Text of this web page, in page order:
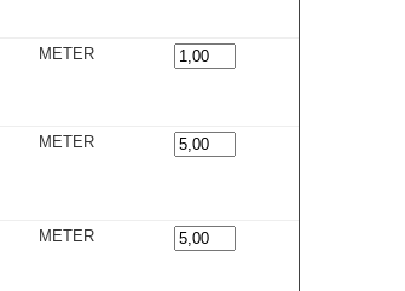
METER
METER
METER